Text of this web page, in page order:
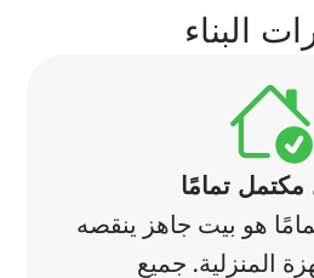
البناء
تمامًا
هو بيت جاهز ينقصه
المنزلية. جميع